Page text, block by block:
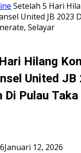
Setelah 5 Hari
United JB 2023
Selayar
Hilang
United JB
Di Pulau
Januari 12, 2026